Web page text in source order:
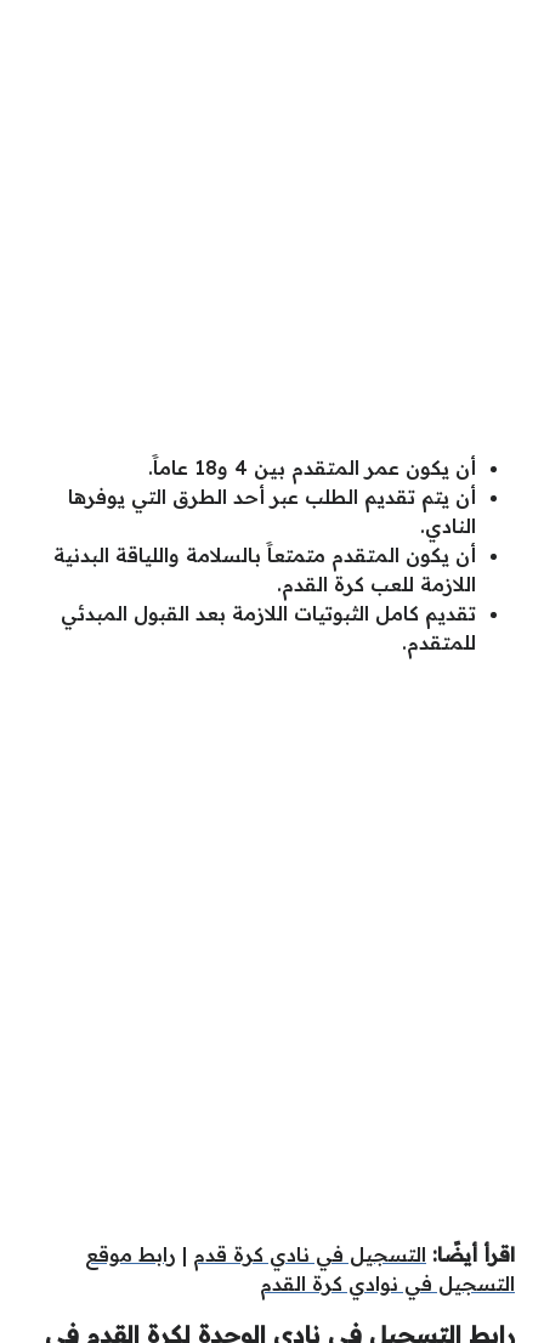
أن يكون عمر المتقدم بين 4 و18 عاماََ.
أن يتم تقديم الطلب عبر أحد الطرق التي يوفرها
النادي.
أن يكون المتقدم متمتعاََ بالسلامة واللياقة البدنية
اللازمة للعب كرة القدم.
تقديم كامل الثبوتيات اللازمة بعد القبول المبدئي
للمتقدم.
اقرأ أيضًا: التسجيل في نادي كرة قدم | رابط موقع
التسجيل في نوادي كرة القدم
رابط التسجيل في نادي الوحدة لكرة القدم في